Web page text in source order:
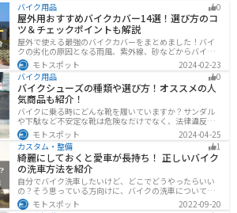
バイク用品 0
屋外用おすすめバイクカバー14選！選び方のコ
ツ＆チェックポイントも解説
屋外で使える最強のバイクカバーをまとめました！バイ
クの劣化の原因となる雨風、紫外線、砂などからバイク
を守ることはもちろん、盗難やいたずら対策にもなりま
す。バイクカバーの選び方からオススメまでまとめまし
たので、カバーを探している人はぜひ参考にしてくださ
い。
モトスポット
2024-02-23
バイク用品
0
バイクシューズの種類や選び方！オススメの人
気商品も紹介！
バイクに乗る時にどんな靴を履いていますか？サンダル
や下駄など不安定な靴は危険なだけでなく、法律違反に
なる可能性もあります。バイクに乗るときはバイク用に
作られた専用の靴を履くようにしましょう。操作性や安
全性の向上性だけでなく、バイクとの一体感でよりカッ
コよくなります。
モトスポット
2024-04-25
カスタム・整備
1
綺麗にしておくと愛車が長持ち！ 正しいバイク
の洗車方法を紹介
自分でバイク洗車したいけど、どこでどうやったらいい
の？そう思っている方向けに、バイクの洗車について徹
底的にまとめました。バイク洗車ができる場所から洗車
手順まで全て解説します。正しい洗車方法は身につける
モトスポット
2022-09-20